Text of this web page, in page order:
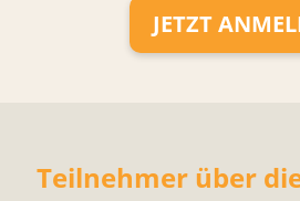
JETZT
Teilnehmer über